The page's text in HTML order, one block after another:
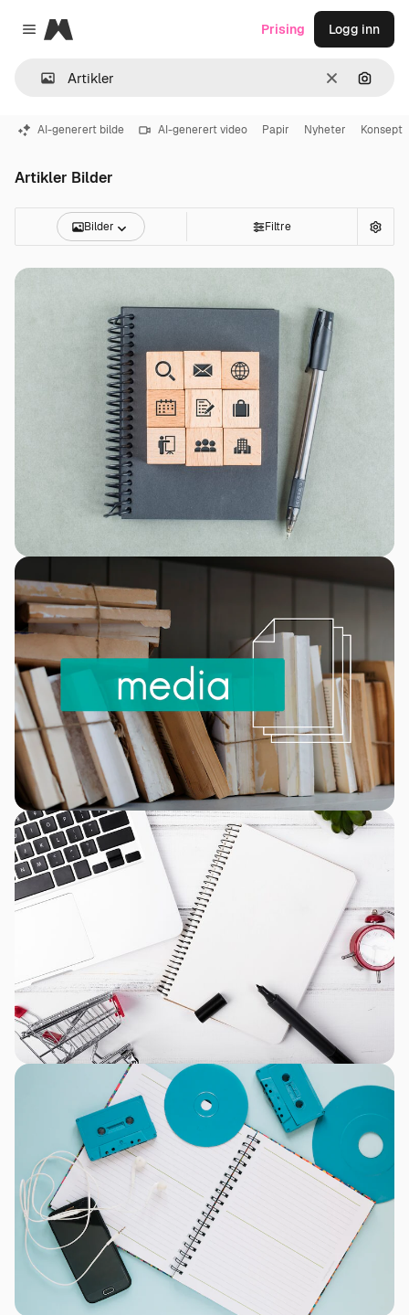
Close menu
Magnific
Slett Søk
Prising Logg inn
AI-generert bilde AI-generert video Papir Nyheter Konsept
Artikler Bilder
Bilder Filtre